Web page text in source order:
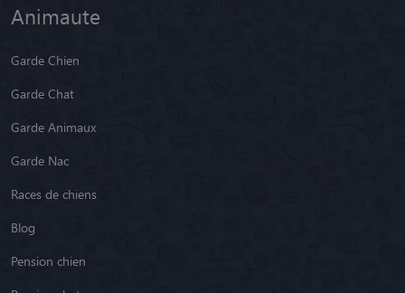
Animaute
Garde Chien
Garde Chat
Garde Animaux
Garde Nac
Races de chiens
Blog
Pension chien